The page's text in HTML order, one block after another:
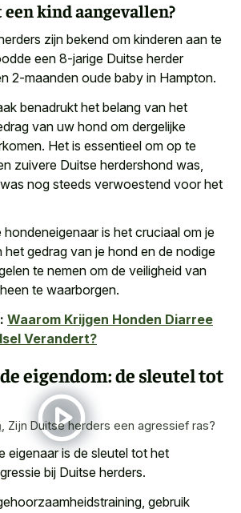
kind aangevallen?
zijn bekend om kinderen aan te
een 8-jarige Duitse herder
2-maanden oude baby in Hampton.
benadrukt het belang van het
van uw hond om dergelijke
Het is essentieel om op te
zuivere Duitse herdershond was,
nog steeds verwoestend voor het
is het cruciaal om je
gedrag van je hond en de nodige
te nemen om de veiligheid van
te waarborgen.
Waarom Krijgen Honden Diarree
Verandert?
eigendom: de sleutel tot
Zijn Duitse herders een agressief ras?
eigenaar is de sleutel tot het
bij Duitse herders.
gebruik